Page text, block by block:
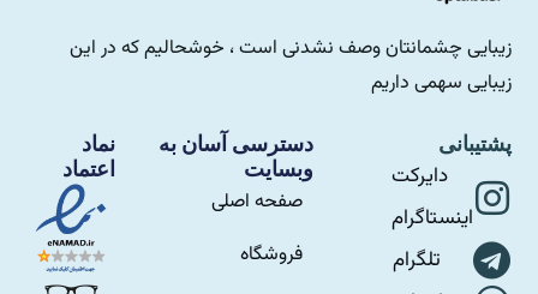
زیبایی چشمانتان وصف نشدنی است ، خوشحالیم که در این
زیبایی سهمی داریم
دسترسی آسان به
وبسایت
صفحه اصلی
فروشگاه
پشتیبانی
دایرکت
اینستاگرام
تلگرام
نماد
اعتماد